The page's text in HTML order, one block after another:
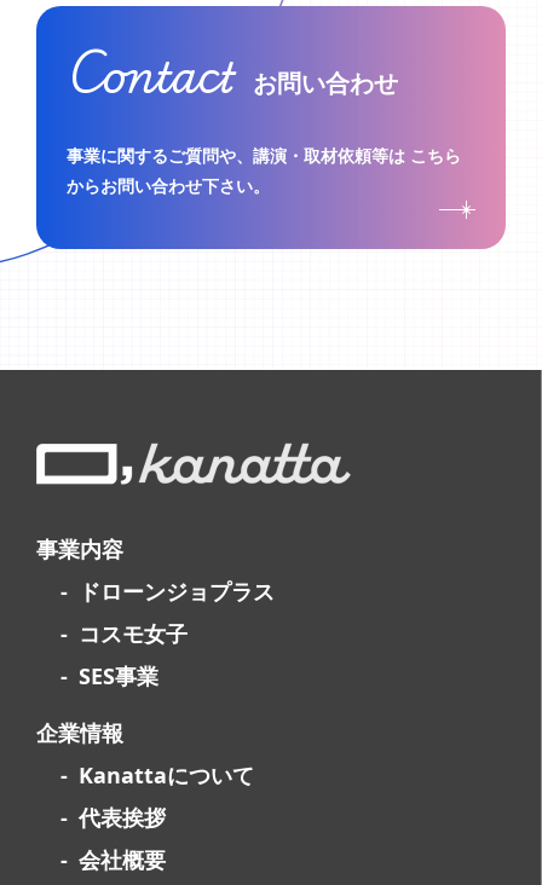
Contact お問い合わせ
事業に関するご質問や、講演・取材依頼等は こちら
からお問い合わせ下さい。
事業内容
ドローンジョプラス
コスモ女子
SES事業
企業情報
Kanattaについて
代表挨拶
会社概要